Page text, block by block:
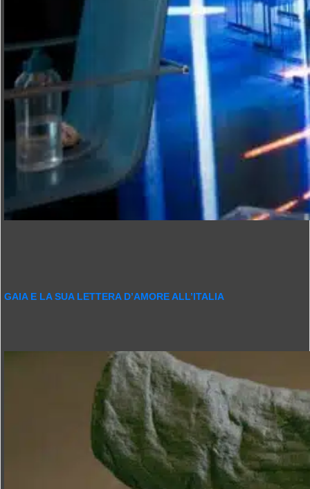
GAIA E LA SUA LETTERA D’AMORE ALL’ITALIA